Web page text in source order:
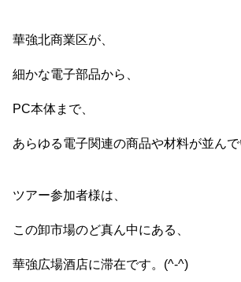
華強北商業区が、
細かな電子部品から、
PC本体まで、
あらゆる電子関連の商品や材料が並んで
ツアー参加者様は、
この卸市場のど真ん中にある、
華強広場酒店に滞在です。(^-^)